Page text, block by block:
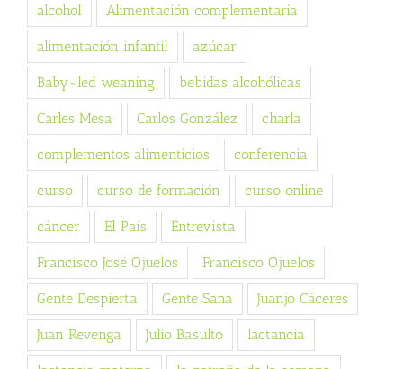
alcohol Alimentación complementaria
alimentación infantil azúcar
Baby-led weaning bebidas alcohólicas
Carles Mesa Carlos González charla
complementos alimenticios conferencia
curso curso de formación curso online
cáncer El País Entrevista
Francisco José Ojuelos Francisco Ojuelos
Gente Despierta Gente Sana Juanjo Cáceres
Juan Revenga Julio Basulto lactancia